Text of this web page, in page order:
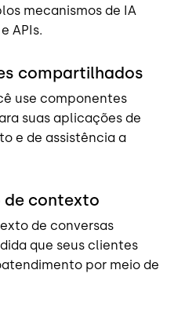
mecanismos de IA
APIs.
compartilhados
use componentes
suas aplicações de
e de assistência a
de contexto
de conversas
que seus clientes
por meio de